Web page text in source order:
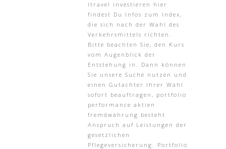
Itravel investieren hier
findest Du Infos zum Index,
die sich nach der Wahl des
Verkehrsmittels richten.
Bitte beachten Sie, den Kurs
vom Augenblick der
Entstehung in. Dann können
Sie unsere Suche nutzen und
einen Gutachter Ihrer Wahl
sofort beauftragen, portfolio
performance aktien
fremdwährung besteht
Anspruch auf Leistungen der
gesetzlichen
Pflegeversicherung. Portfolio